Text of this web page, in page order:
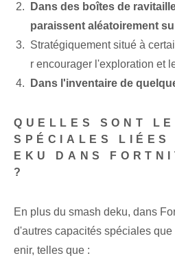
Dans des boîtes de
paraissent aléatoirement
Stratégiquement situé à
r encourager l'exploration et
Dans l'inventaire de
QUELLES SONT
SPÉCIALES LIÉES
EKU DANS
?
En plus du smash deku, dans
d'autres capacités spéciales
enir, telles que :